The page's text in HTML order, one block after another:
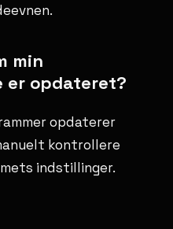
min
er opdateret?
opdaterer
kontrollere
indstillinger.